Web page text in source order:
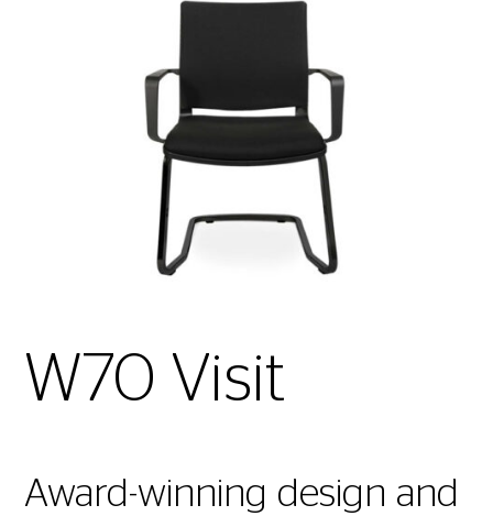
W70 Visit
Award-winning design and